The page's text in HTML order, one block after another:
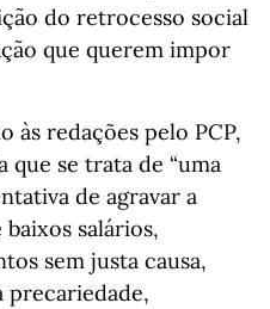
do retrocesso social
que querem impor
às redações pelo PCP,
que se trata de “uma
de agravar a
salários,
sem justa causa,
precariedade,